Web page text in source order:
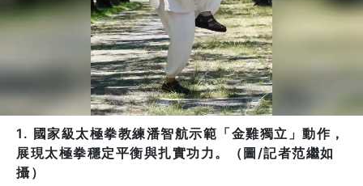
1. 國家級太極拳教練潘智航示範「金雞獨立」動作，
展現太極拳穩定平衡與扎實功力。（圖/記者范繼如
攝）